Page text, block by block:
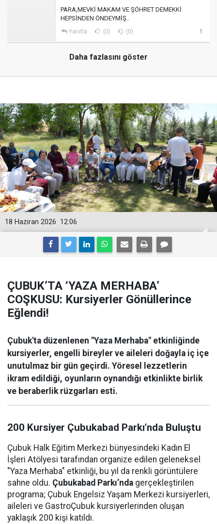
PARA,MEVKİ MAKAM VE ŞÖHRET DEMEKKİ
HEPSİNDEN ÖNDEYMİŞ..
Yanıtla (0) (0)
Daha fazlasını göster
12:06
18 Haziran 2026
ÇUBUK’TA ‘YAZA MERHABA’
COŞKUSU: Kursiyerler Gönüllerince
Eğlendi!
Çubuk'ta düzenlenen "Yaza Merhaba" etkinliğinde
kursiyerler, engelli bireyler ve aileleri doğayla iç içe
unutulmaz bir gün geçirdi. Yöresel lezzetlerin
ikram edildiği, oyunların oynandığı etkinlikte birlik
ve beraberlik rüzgarları esti.
200 Kursiyer Çubukabad Parkı’nda Buluştu
Çubuk Halk Eğitim Merkezi bünyesindeki Kadın El
İşleri Atölyesi tarafından organize edilen geleneksel
"Yaza Merhaba" etkinliği, bu yıl da renkli görüntülere
sahne oldu. Çubukabad Parkı’nda gerçekleştirilen
programa; Çubuk Engelsiz Yaşam Merkezi kursiyerleri,
aileleri ve GastroÇubuk kursiyerlerinden oluşan
yaklaşık 200 kişi katıldı.